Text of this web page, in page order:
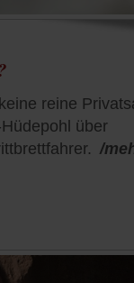
reine
über
/